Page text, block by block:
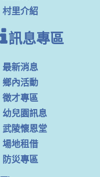
村里介紹
訊息專區
最新消息
鄉內活動
徵才專區
幼兒園訊息
武陵懷恩堂
場地租借
防災專區